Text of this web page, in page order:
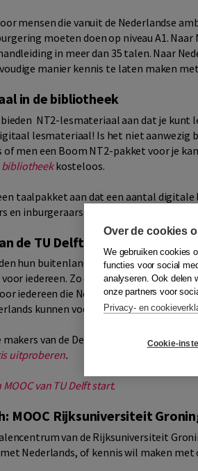
mensen die vanuit de Nederlandse
moeten doen op niveau A1. Naar
in meer dan 35 talen. Naar
manier kennis te laten maken
in de bibliotheek
NT2-lesmateriaal aan dat je kunt
lesmateriaal! Is het niet aanwezig
of men een Boom NT2-pakket voor je
bibliotheekkosteloos.
taalpakket aan dat een aantal
inburgeraars die het
de TU Delft
hun buitenlandse studenten gratis,
iedereen. Zo organiseert deTU Delft
iedereen die Nederlands wil leren.
kunnen voeren. Na het afronden
makers van de Delftse methode en sluit
uitproberen.
van TU Delft start.
MOOC Rijksuniversiteit
van de Rijksuniversiteit
Nederlands, of kennis wil maken met
Over de cookies
We gebruiken cookies
functies voor social
analyseren. Ook delen
onze partners voor
Privacy- en
Cookie-